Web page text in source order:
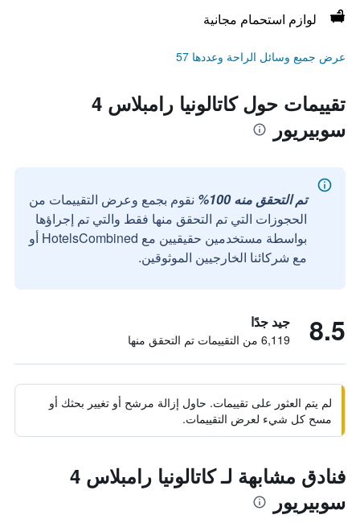
لوازم استحمام مجانية
عرض جميع وسائل الراحة وعددها 57
تقييمات حول كاتالونيا رامبلاس 4
سوبيريور
تم التحقق منه 100%
نقوم بجمع وعرض التقييمات من
الحجوزات التي تم التحقق منها فقط والتي تم إجراؤها
بواسطة مستخدمين حقيقيين مع HotelsCombined أو
مع شركائنا الخارجيين الموثوقين.
8.5 جيد جدًا
6,119 من التقييمات تم التحقق منها
لم يتم العثور على تقييمات. حاول إزالة مرشح أو تغيير بحثك أو
مسح كل شيء لعرض التقييمات.
فنادق مشابهة لـ كاتالونيا رامبلاس 4
سوبيريور